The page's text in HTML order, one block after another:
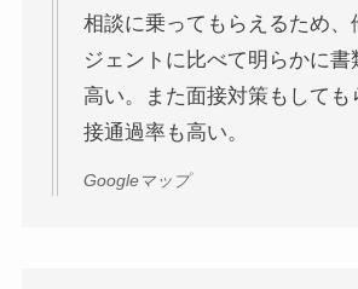
相談に乗ってもらえるため、
ジェントに比べて明らかに書
高い。また面接対策もしても
接通過率も高い。
Googleマップ